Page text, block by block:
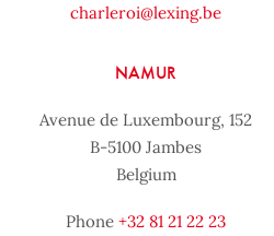
charleroi@lexing.be
NAMUR
Avenue de Luxembourg, 152
B-5100 Jambes
Belgium
Phone +32 81 21 22 23